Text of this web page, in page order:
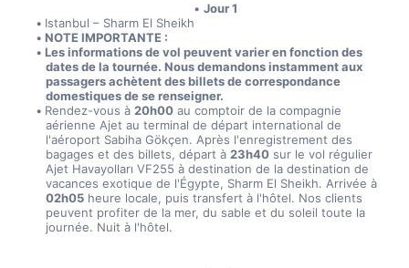
Jour 1
Istanbul – Sharm El Sheikh
NOTE IMPORTANTE :
Les informations de vol peuvent varier en fonction des
dates de la tournée. Nous demandons instamment aux
passagers achètent des billets de correspondance
domestiques de se renseigner.
Rendez-vous à 20h00 au comptoir de la compagnie
aérienne Ajet au terminal de départ international de
l'aéroport Sabiha Gökçen. Après l'enregistrement des
bagages et des billets, départ à 23h40 sur le vol régulier
Ajet Havayolları VF255 à destination de la destination de
vacances exotique de l'Égypte, Sharm El Sheikh. Arrivée à
02h05 heure locale, puis transfert à l'hôtel. Nos clients
peuvent profiter de la mer, du sable et du soleil toute la
journée. Nuit à l'hôtel.